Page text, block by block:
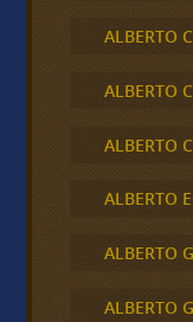
ALBERTO
ALBERTO
ALBERTO
ALBERTO
ALBERTO
ALBERTO